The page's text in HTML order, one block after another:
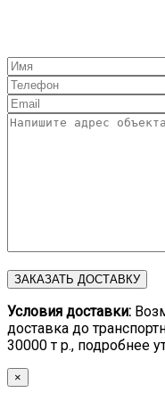
Условия доставки:
доставка до
30000 т р., подробнее
×